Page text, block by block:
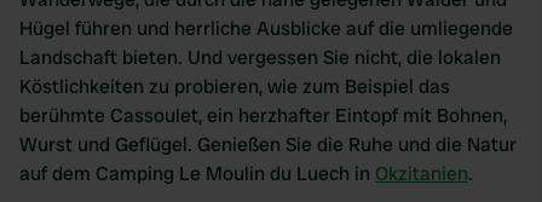
Hügel führen und herrliche Ausblicke auf die umliegende
Landschaft bieten. Und vergessen Sie nicht, die lokalen
Köstlichkeiten zu probieren, wie zum Beispiel das
berühmte Cassoulet, ein herzhafter Eintopf mit Bohnen,
Wurst und Geflügel. Genießen Sie die Ruhe und die Natur
auf dem Camping Le Moulin du Luech in Okzitanien.